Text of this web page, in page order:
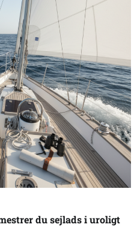
du sejlads i uroligt